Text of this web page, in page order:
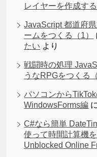
レイヤーを作成する
JavaScript 都道府
ームをつくる（1）
たい より
戦闘時の処理
うなRPGをつくる（
パソコンから
WindowsForms編 に
C#なら簡単
使って時間計算機
Unblocked Online